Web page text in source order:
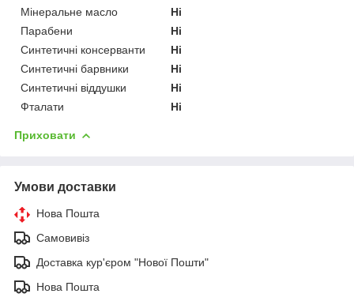
Мінеральне масло
Ні
Парабени
Ні
Синтетичні консерванти
Ні
Синтетичні барвники
Ні
Синтетичні віддушки
Ні
Фталати
Ні
Приховати
Умови доставки
Нова Пошта
Самовивіз
Доставка кур'єром "Нової Пошти"
Нова Пошта